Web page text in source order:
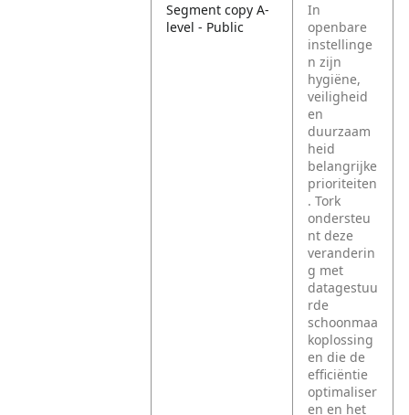
Segment copy A-
level - Public
In
openbare
instellinge
n zijn
hygiëne,
veiligheid
en
duurzaam
heid
belangrijke
prioriteiten
. Tork
ondersteu
nt deze
veranderin
g met
datagestuu
rde
schoonmaa
koplossing
en die de
efficiëntie
optimaliser
en en het